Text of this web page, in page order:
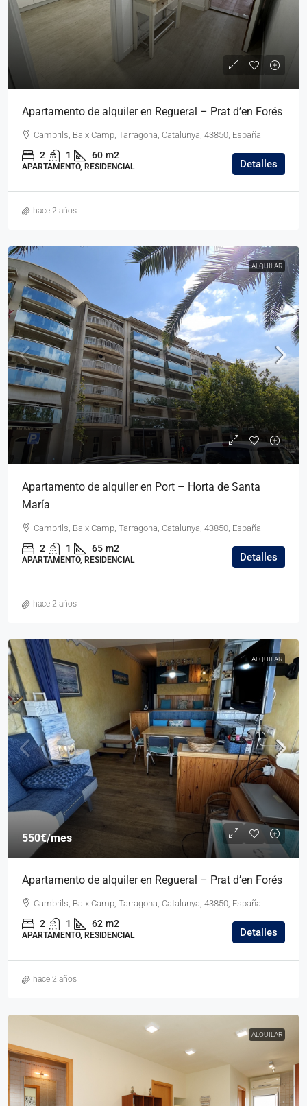
Apartamento de alquiler en Regueral – Prat d’en Forés
Cambrils, Baix Camp, Tarragona, Catalunya, 43850, España
2 1 60 m2
APARTAMENTO, RESIDENCIAL Detalles
hace 2 años
ALQUILAR
Apartamento de alquiler en Port – Horta de Santa
María
Cambrils, Baix Camp, Tarragona, Catalunya, 43850, España
2 1 65 m2
APARTAMENTO, RESIDENCIAL Detalles
hace 2 años
ALQUILAR
550€/mes
Apartamento de alquiler en Regueral – Prat d’en Forés
Cambrils, Baix Camp, Tarragona, Catalunya, 43850, España
2 1 62 m2
APARTAMENTO, RESIDENCIAL Detalles
hace 2 años
ALQUILAR